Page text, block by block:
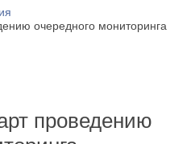
очередного мониторинга
проведению